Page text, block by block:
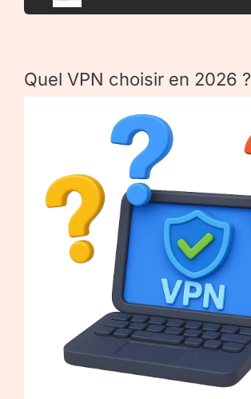
Quel VPN choisir en 2026 ?